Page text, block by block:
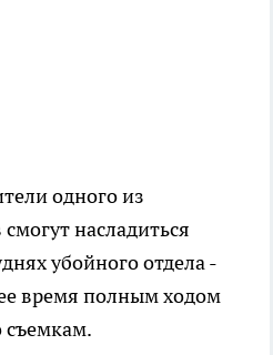
одного из
насладиться
убойного отдела -
время полным ходом
съемкам.